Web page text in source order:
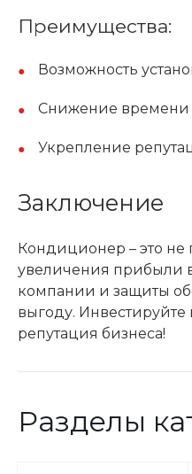
Преимущества:
Возможность
Снижение времени
Укрепление
Заключение
Кондиционер – это не
увеличения прибыли
компании и защиты
выгоду.
репутация бизнеса!
Разделы